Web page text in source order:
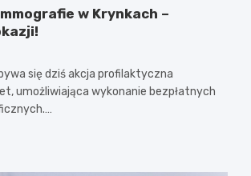
w Krynkach –
się dziś akcja profilaktyczna
umożliwiająca wykonanie bezpłatnych